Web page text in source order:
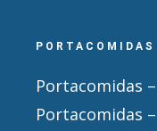
PORTACOMIDAS
Portacomidas
Portacomidas